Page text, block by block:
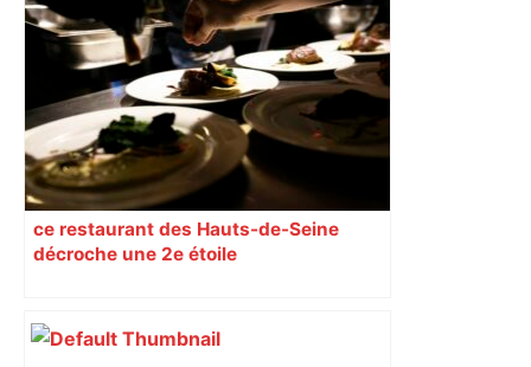
ce restaurant des Hauts-de-Seine
décroche une 2e étoile